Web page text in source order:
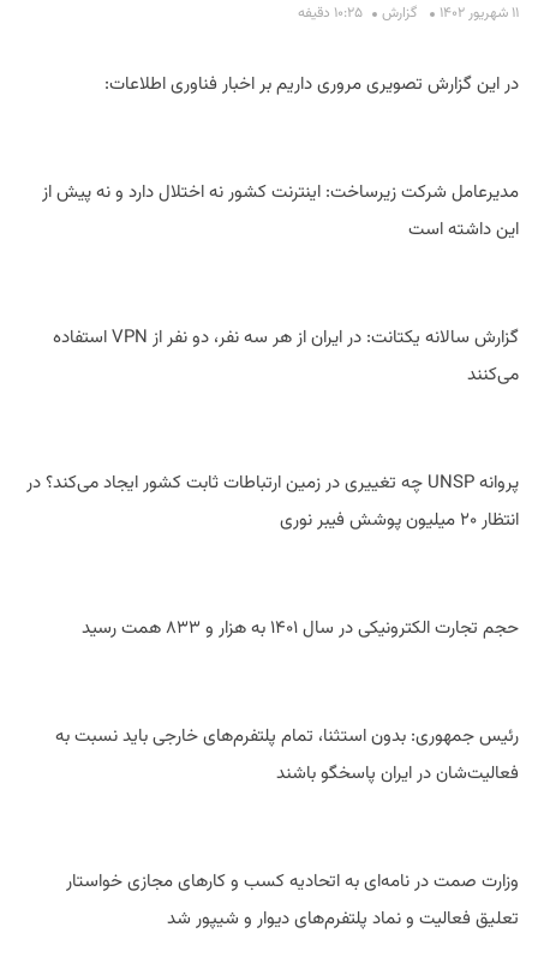
۱۱ شهریور ۱۴۰۲ گزارش ۱۰:۲۵ دقیفه
در این گزارش تصویری مروری داریم بر اخبار فناوری اطلاعات:
مدیرعامل شرکت زیرساخت: اینترنت کشور نه اختلال دارد و نه پیش از
این داشته است
گزارش سالانه یکتانت: در ایران از هر سه نفر، دو نفر از VPN استفاده
می‌کنند
پروانه UNSP چه تغییری در زمین ارتباطات ثابت کشور ایجاد می‌کند؟ در
انتظار ۲۰ میلیون پوشش فیبر نوری
حجم تجارت الکترونیکی در سال ۱۴۰۱ به هزار و ۸۳۳ همت رسید
رئیس جمهوری: بدون استثنا، تمام پلتفرم‌های خارجی باید نسبت به
فعالیت‌شان در ایران پاسخگو باشند
وزارت صمت در نامه‌ای به اتحادیه کسب و کارهای مجازی خواستار
تعلیق فعالیت و نماد پلتفرم‌های دیوار و شیپور شد